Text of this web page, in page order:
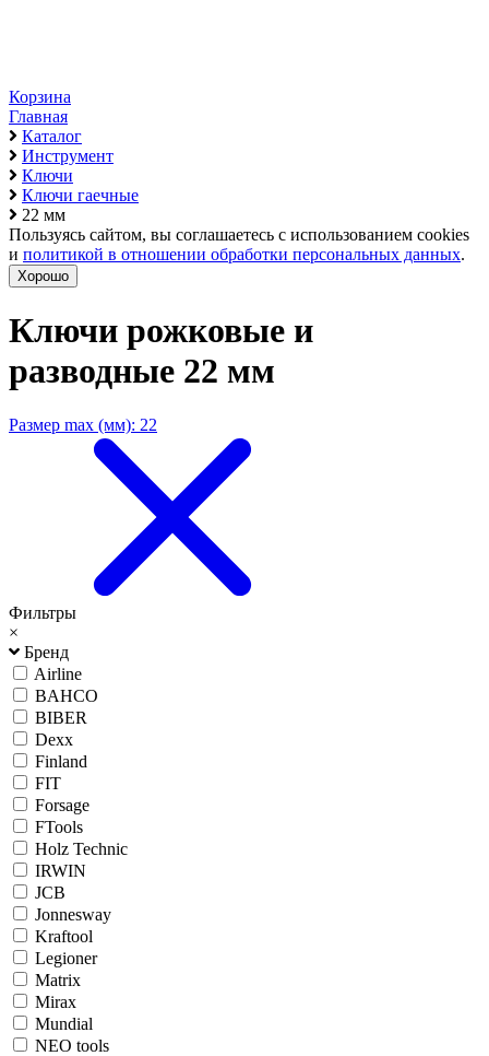
Корзина
Главная
Каталог
Инструмент
Ключи
Ключи гаечные
22 мм
Пользуясь сайтом, вы соглашаетесь с использованием cookies
и политикой в отношении обработки персональных данных.
Хорошо
Ключи рожковые и
разводные 22 мм
Размер max (мм): 22
Фильтры
×
Бренд
Airline
BAHCO
BIBER
Dexx
Finland
FIT
Forsage
FTools
Holz Technic
IRWIN
JCB
Jonnesway
Kraftool
Legioner
Matrix
Mirax
Mundial
NEO tools